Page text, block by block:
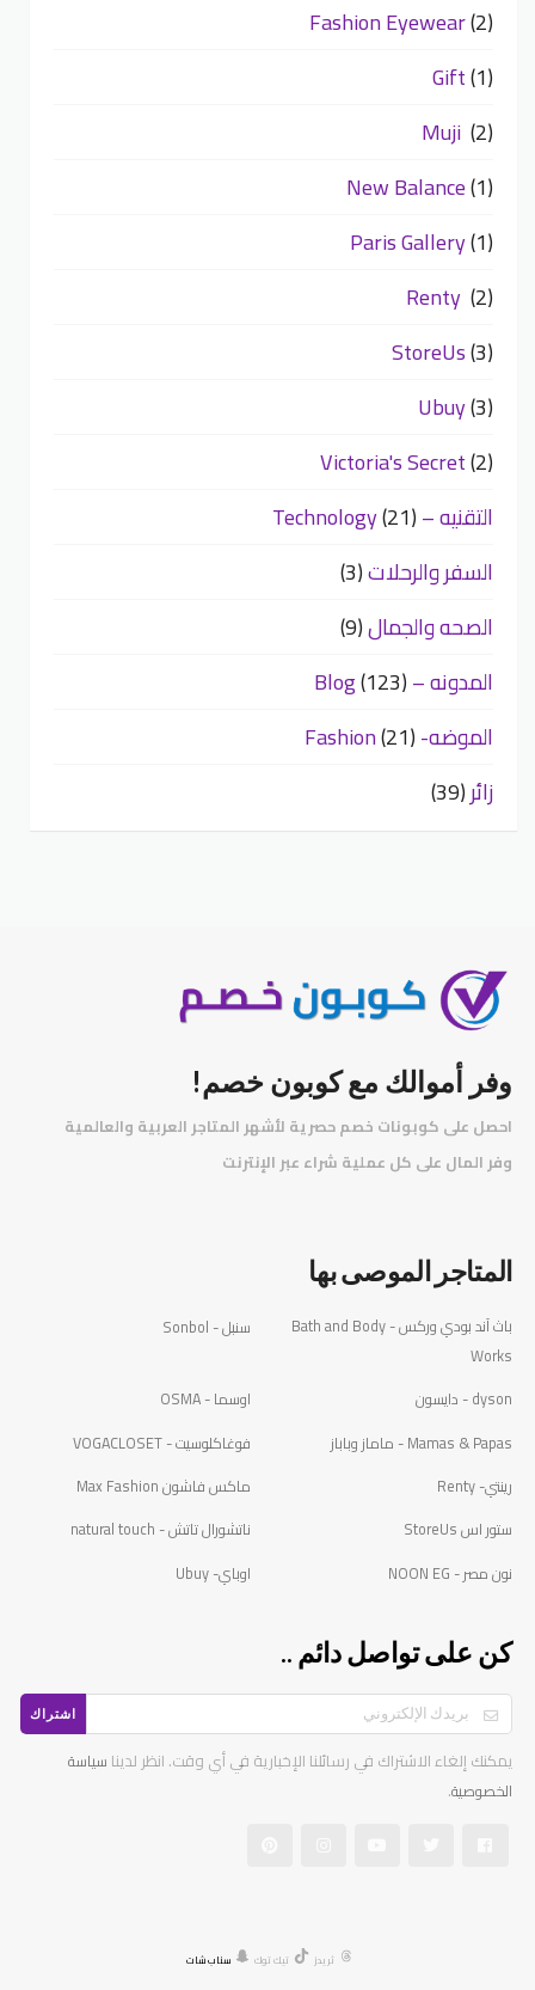
Fashion Eyewear(2)
Gift(1)
Muji (2)
New Balance(1)
Paris Gallery(1)
Renty (2)
StoreUs(3)
Ubuy(3)
Victoria's Secret(2)
التقنيه – Technology(21)
السفر والرحلات(3)
الصحه والجمال(9)
المدونه – Blog(123)
الموضه- Fashion(21)
زائر(39)
وفر أموالك مع كوبون خصم!
احصل على كوبونات خصم حصرية لأشهر المتاجر العربية والعالمية
وفر المال على كل عملية شراء عبر الإنترنت
المتاجر الموصى بها
باث آند بودي وركس - Bath and Body
Works
سنبل - Sonbol
dyson - دايسون
اوسما - OSMA
Mamas & Papas - ماماز وباباز
فوغاكلوسيت - VOGACLOSET
رينتي- Renty
ماكس فاشون Max Fashion
ستور اس StoreUs
ناتشورال تاتش - natural touch
نون مصر - NOON EG
اوباي- Ubuy
كن على تواصل دائم ..
اشتراك
يمكنك إلغاء الاشتراك في رسائلنا الإخبارية في أي وقت. انظر لدينا سياسة
الخصوصية.
ثريدز تيك توك سناب شات